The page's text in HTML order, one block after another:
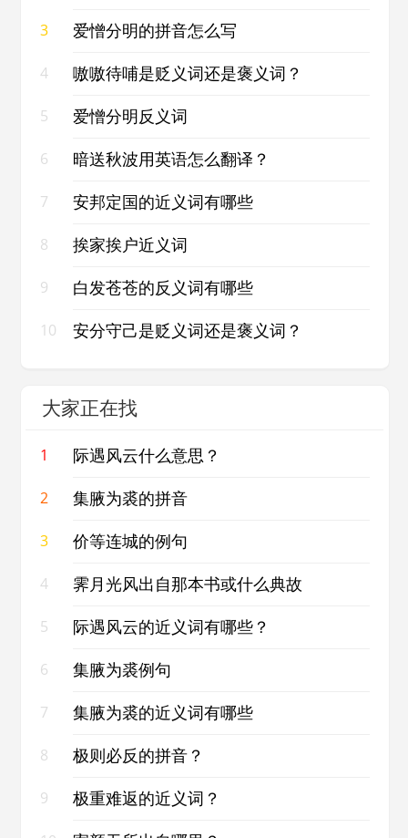
3 爱憎分明的拼音怎么写
4 嗷嗷待哺是贬义词还是褒义词？
5 爱憎分明反义词
6 暗送秋波用英语怎么翻译？
7 安邦定国的近义词有哪些
8 挨家挨户近义词
9 白发苍苍的反义词有哪些
10 安分守己是贬义词还是褒义词？
大家正在找
1 际遇风云什么意思？
2 集腋为裘的拼音
3 价等连城的例句
4 霁月光风出自那本书或什么典故
5 际遇风云的近义词有哪些？
6 集腋为裘例句
7 集腋为裘的近义词有哪些
8 极则必反的拼音？
9 极重难返的近义词？